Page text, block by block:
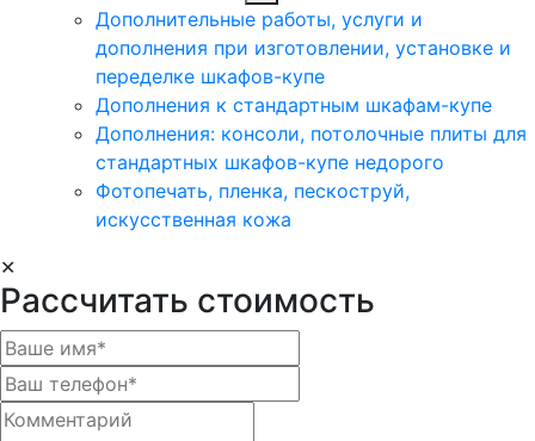
Дополнительные работы, услуги и
дополнения при изготовлении, установке и
переделке шкафов-купе
Дополнения к стандартным шкафам-купе
Дополнения: консоли, потолочные плиты для
стандартных шкафов-купе недорого
Фотопечать, пленка, пескоструй,
искусственная кожа
✕
Рассчитать стоимость